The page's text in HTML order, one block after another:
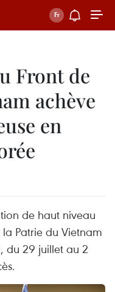
Front de
achève
en
de haut niveau
Patrie du Vietnam
du 29 juillet au 2